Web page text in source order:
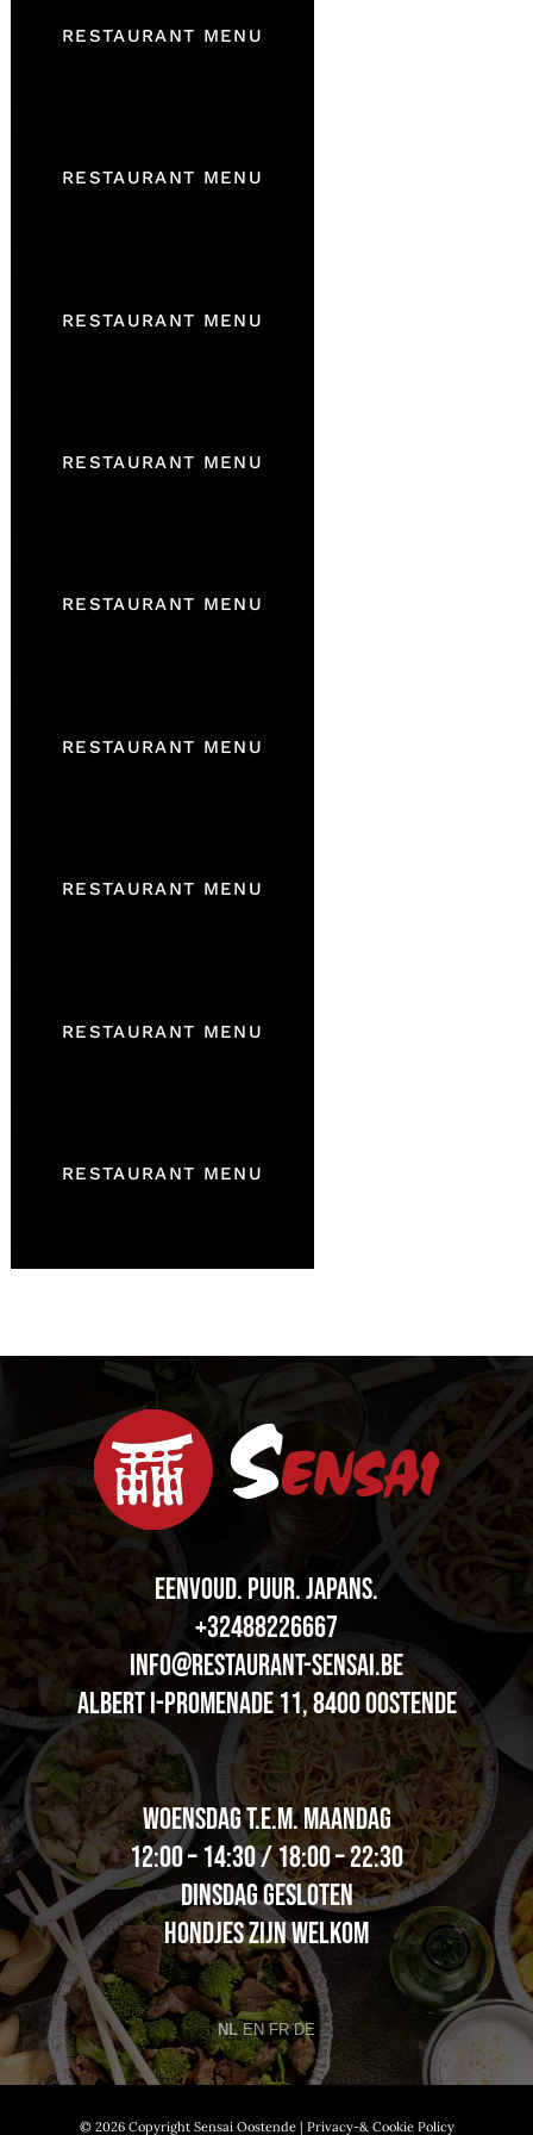
RESTAURANT MENU
RESTAURANT MENU
RESTAURANT MENU
RESTAURANT MENU
RESTAURANT MENU
RESTAURANT MENU
RESTAURANT MENU
RESTAURANT MENU
RESTAURANT MENU
EENVOUD. PUUR.JAPANS.
+32488226667
info@restaurant-sensai.be
Albert I-promenade 11, 8400 OOSTENDE
woensdag t.e.m. maandag
12:00 – 14:30 / 18:00 – 22:30
dinsdag Gesloten
Hondjes zijn welkom
NL EN FR DE
© 2026 Copyright Sensai Oostende | Privacy-& Cookie Policy